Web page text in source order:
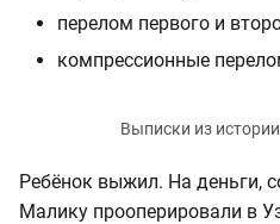
перелом первого и
компрессионные
Ребёнок выжил. На деньги,
Малику прооперировали в